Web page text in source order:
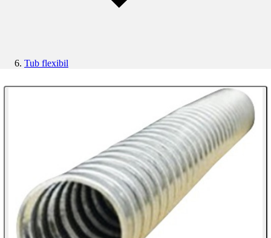
Tub flexibil